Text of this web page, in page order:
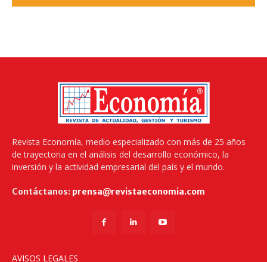
Revista Economía, medio especializado con más de 25 años
de trayectoria en el análisis del desarrollo económico, la
inversión y la actividad empresarial del país y el mundo.
Contáctanos: prensa@revistaeconomia.com
AVISOS LEGALES